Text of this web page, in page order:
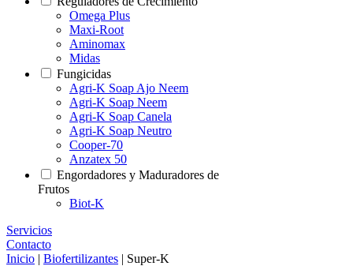
Omega Plus
Maxi-Root
Aminomax
Midas
Fungicidas
Agri-K Soap Ajo Neem
Agri-K Soap Neem
Agri-K Soap Canela
Agri-K Soap Neutro
Cooper-70
Anzatex 50
Engordadores y Maduradores de
Frutos
Biot-K
Servicios
Contacto
Inicio | Biofertilizantes | Super-K